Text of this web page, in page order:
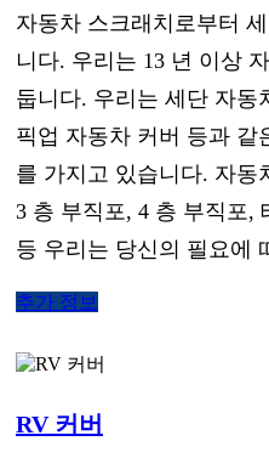
자동차 스크래치로부터
니다. 우리는 13 년 이상
둡니다. 우리는 세단 자동
픽업 자동차 커버 등과 같
를 가지고 있습니다. 자동
3 층 부직포, 4 층 부직포,
등 우리는 당신의 필요에
추가 정보
RV 커버